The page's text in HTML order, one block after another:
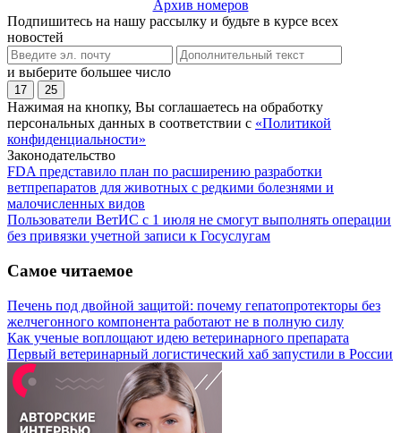
Архив номеров
Подпишитесь на нашу рассылку и будьте в курсе всех
новостей
и выберите большее число
17 25
Нажимая на кнопку, Вы соглашаетесь на обработку
персональных данных в соответствии с «Политикой
конфиденциальности»
Законодательство
FDA представило план по расширению разработки
ветпрепаратов для животных с редкими болезнями и
малочисленных видов
Пользователи ВетИС с 1 июля не смогут выполнять операции
без привязки учетной записи к Госуслугам
Самое читаемое
Печень под двойной защитой: почему гепатопротекторы без
желчегонного компонента работают не в полную силу
Как ученые воплощают идею ветеринарного препарата
Первый ветеринарный логистический хаб запустили в России